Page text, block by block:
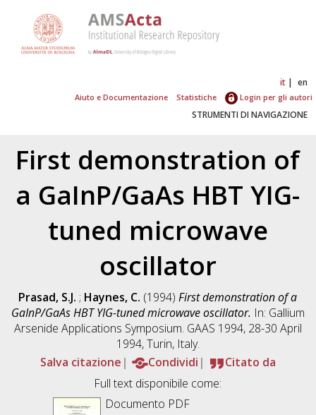
it en
Aiuto e Documentazione Statistiche Login per gli autori
STRUMENTI DI NAVIGAZIONE
First demonstration of
a GaInP/GaAs HBT YIG-
tuned microwave
oscillator
Prasad, S.J. ; Haynes, C. (1994)First demonstration of a
GaInP/GaAs HBT YIG-tuned microwave oscillator. In: Gallium
Arsenide Applications Symposium. GAAS 1994, 28-30 April
1994, Turin, Italy.
Salva citazione
Condividi
Citato da
Full text disponibile come:
Documento PDF